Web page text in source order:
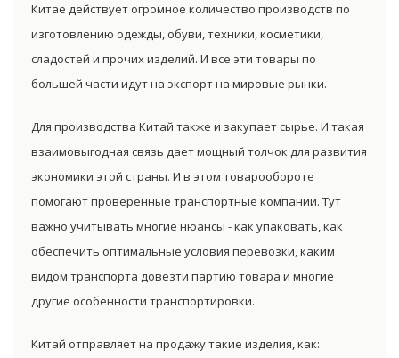
Китае действует огромное количество производств по
изготовлению одежды, обуви, техники, косметики,
сладостей и прочих изделий. И все эти товары по
большей части идут на экспорт на мировые рынки.
Для производства Китай также и закупает сырье. И такая
взаимовыгодная связь дает мощный толчок для развития
экономики этой страны. И в этом товарообороте
помогают проверенные транспортные компании. Тут
важно учитывать многие нюансы - как упаковать, как
обеспечить оптимальные условия перевозки, каким
видом транспорта довезти партию товара и многие
другие особенности транспортировки.
Китай отправляет на продажу такие изделия, как: